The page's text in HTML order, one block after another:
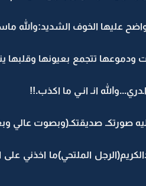
عليها الخوف الشديد:والله
تتجمع بعيونها وقلبها
انـ انـي ما اكذب.!!
صديقتكـ(وبصوت عالي
الملتحي)ما اخذني